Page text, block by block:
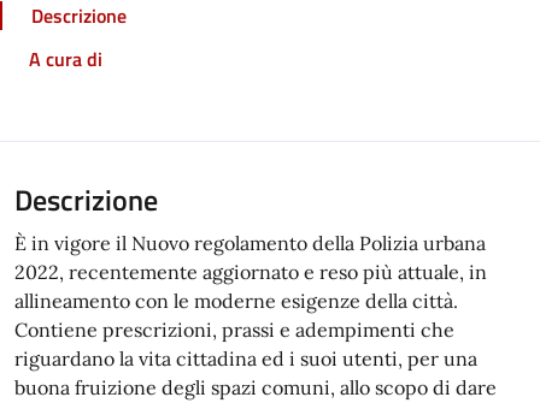
Descrizione
A cura di
Descrizione
È in vigore il Nuovo regolamento della Polizia urbana
2022, recentemente aggiornato e reso più attuale, in
allineamento con le moderne esigenze della città.
Contiene prescrizioni, prassi e adempimenti che
riguardano la vita cittadina ed i suoi utenti, per una
buona fruizione degli spazi comuni, allo scopo di dare